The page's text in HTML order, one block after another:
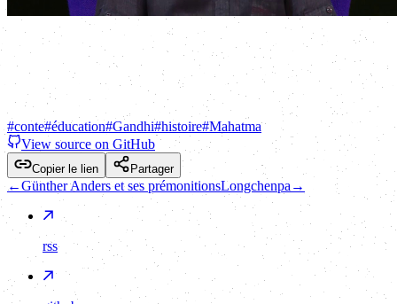
#conte#éducation#Gandhi#histoire#Mahatma
View source on GitHub
Copier le lien Partager
←Günther Anders et ses prémonitionsLongchenpa →
rss